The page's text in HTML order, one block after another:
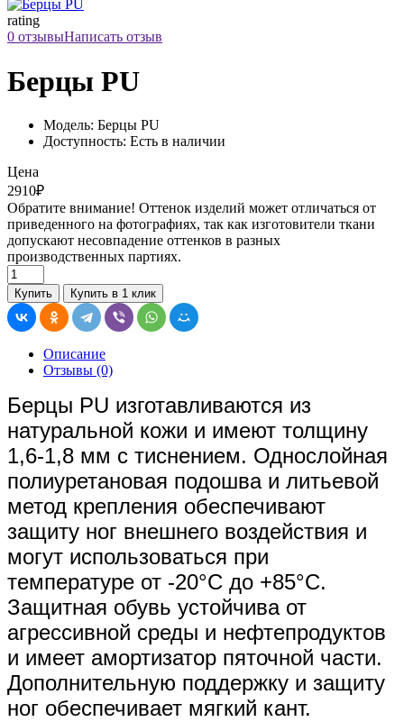
rating
0 отзывыНаписать отзыв
Берцы PU
Модель: Берцы PU
Доступность: Есть в наличии
Цена
2910₽
Обратите внимание! Оттенок изделий может отличаться от
приведенного на фотографиях, так как изготовители ткани
допускают несовпадение оттенков в разных
производственных партиях.
Купить Купить в 1 клик
Описание
Отзывы (0)
Берцы PU изготавливаются из
натуральной кожи и имеют толщину
1,6-1,8 мм с тиснением. Однослойная
полиуретановая подошва и литьевой
метод крепления обеспечивают
защиту ног внешнего воздействия и
могут использоваться при
температуре от -20°С до +85°С.
Защитная обувь устойчива от
агрессивной среды и нефтепродуктов
и имеет амортизатор пяточной части.
Дополнительную поддержку и защиту
ног обеспечивает мягкий кант.